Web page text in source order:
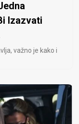
Izazvati
važno je kako i